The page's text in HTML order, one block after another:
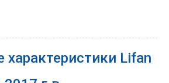
характеристики Lifan